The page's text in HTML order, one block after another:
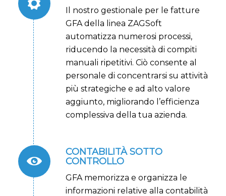
Il nostro gestionale per le fatture
GFA della linea ZAGSoft
automatizza numerosi processi,
riducendo la necessità di compiti
manuali ripetitivi. Ciò consente al
personale di concentrarsi su attività
più strategiche e ad alto valore
aggiunto, migliorando l’efficienza
complessiva della tua azienda.
CONTABILITÀ SOTTO
CONTROLLO
GFA memorizza e organizza le
informazioni relative alla contabilità